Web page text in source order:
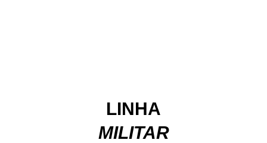
LINHA
MILITAR